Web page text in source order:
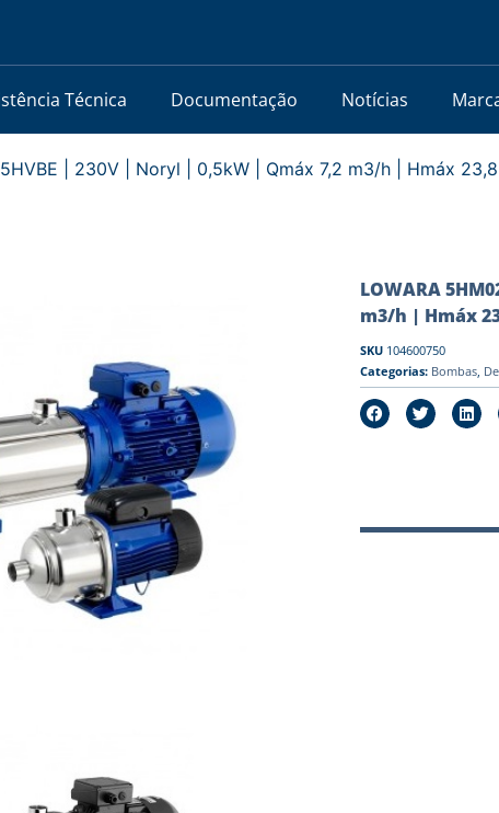
Técnica Documentação Notícias
| 230V | Noryl | 0,5kW | Qmáx 7,2 m3/h | Hmáx
LOWARA
m3/h | Hmáx
SKU 104600750
Categorias: Bombas,